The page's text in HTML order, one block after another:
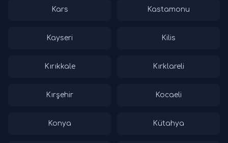
Kars Kastamonu
Kayseri Kilis
Kırıkkale Kırklareli
Kırşehir Kocaeli
Konya Kütahya